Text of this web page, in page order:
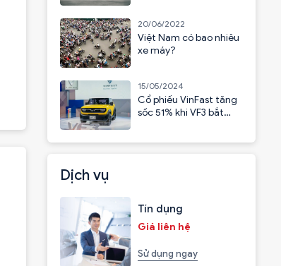
20/06/2022
Việt Nam có bao nhiêu
xe máy?
15/05/2024
Cổ phiếu VinFast tăng
sốc 51% khi VF3 bắt
Dịch vụ
Tín dụng
Giá liên hệ
Sử dụng ngay